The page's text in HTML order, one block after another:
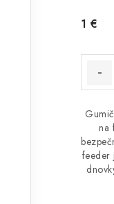
1 €
na
feeder